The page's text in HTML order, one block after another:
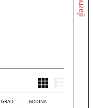
muzeji
GRAD GODINA